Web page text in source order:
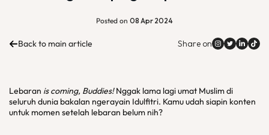
Posted on 08 Apr 2024
Back to main article Share on
Lebaran is coming, Buddies!Nggak lama lagi umat Muslim di
seluruh dunia bakalan ngerayain Idulfitri. Kamu udah siapin konten
untuk momen setelah lebaran belum nih?